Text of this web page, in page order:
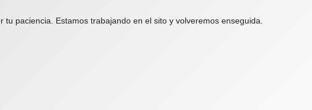
tu paciencia. Estamos trabajando en el sito y volveremos enseguida.